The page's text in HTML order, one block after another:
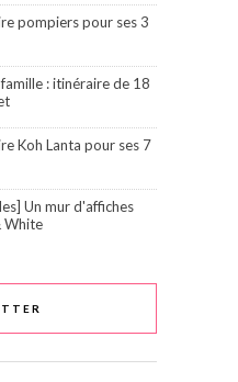
pompiers pour ses 3
: itinéraire de 18
Koh Lanta pour ses 7
Un mur d'affiches
White